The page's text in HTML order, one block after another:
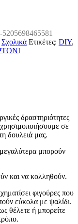
Σχολικά Ετικέτες: DIY,
δραστηριότητες
σε
δουλειά μας.
μπορούν
και να κολληθούν.
φιγούρες που
εύκολα με ψαλίδι.
θέλετε ή μπορείτε